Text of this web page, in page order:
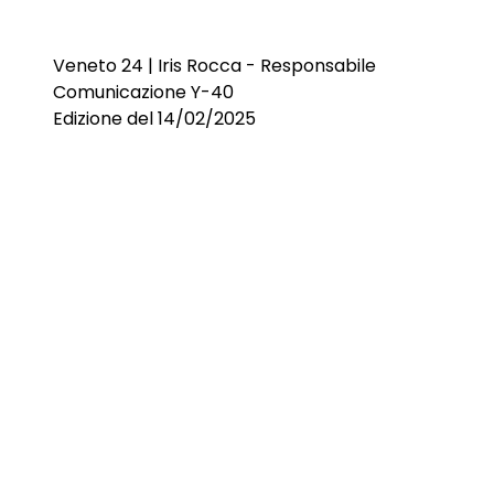
Veneto 24 | Iris Rocca - Responsabile
Comunicazione Y-40
Edizione del 14/02/2025